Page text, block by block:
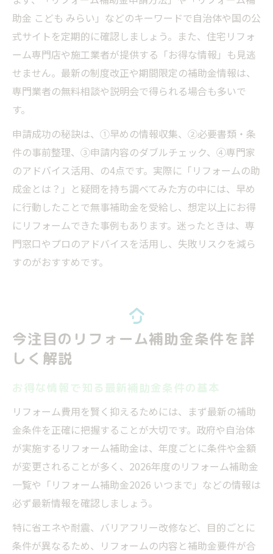
助金 こども みらい」などのキーワードで自治体や国の公
式サイトを定期的に確認しましょう。また、住宅リフォ
ーム専門店や施工業者が提供する「お得な情報」も見逃
せません。最新の制度改正や期間限定の補助金情報は、
専門業者の無料相談や説明会で得られる場合も多いで
す。
申請成功の秘訣は、①早めの情報収集、②必要書類・条
件の事前整理、③申請内容のダブルチェック、④専門家
のアドバイス活用、の4点です。実際に「リフォームの助
成金とは？」と疑問を持ち調べてみた方の中には、早め
に行動したことで無事補助金を受給し、想定以上にお得
にリフォームできた事例もあります。迷ったときは、専
門窓口やプロのアドバイスを活用し、失敗リスクを減ら
すのがおすすめです。
今注目のリフォーム補助金条件を詳
しく解説
お得な情報で知る最新補助金条件の基本
リフォーム費用を賢く抑えるためには、まず最新の補助
金条件を正確に把握することが大切です。政府や自治体
が実施するリフォーム補助金は、年度ごとに条件や金額
が変更されることが多く、2026年度のリフォーム補助金
一覧や「リフォーム補助金2026 いつまで」などの情報は
必ず最新情報を確認しましょう。
特に省エネや耐震、バリアフリー改修など、目的ごとに
条件が異なるため、リフォームの内容と補助金要件が合